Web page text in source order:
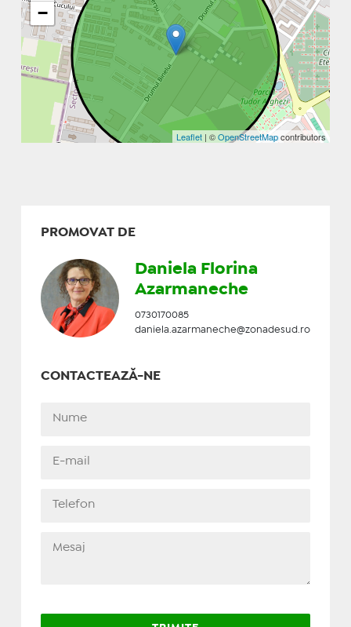
−
Leaflet | ©OpenStreetMapcontributors
PROMOVAT DE
Daniela Florina
Azarmaneche
0730170085
daniela.azarmaneche@zonadesud.ro
CONTACTEAZĂ-NE